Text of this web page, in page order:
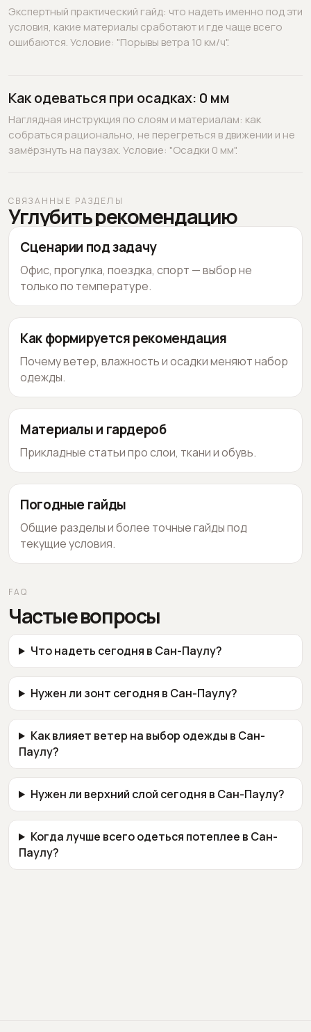
Экспертный практический гайд: что надеть именно под эти
условия, какие материалы сработают и где чаще всего
ошибаются. Условие: "Порывы ветра 10 км/ч".
Как одеваться при осадках: 0 мм
Наглядная инструкция по слоям и материалам: как
собраться рационально, не перегреться в движении и не
замёрзнуть на паузах. Условие: "Осадки 0 мм".
СВЯЗАННЫЕ РАЗДЕЛЫ
Углубить рекомендацию
Сценарии под задачу
Офис, прогулка, поездка, спорт — выбор не
только по температуре.
Как формируется рекомендация
Почему ветер, влажность и осадки меняют набор
одежды.
Материалы и гардероб
Прикладные статьи про слои, ткани и обувь.
Погодные гайды
Общие разделы и более точные гайды под
текущие условия.
FAQ
Частые вопросы
Что надеть сегодня в Сан-Паулу?
Нужен ли зонт сегодня в Сан-Паулу?
Как влияет ветер на выбор одежды в Сан-
Паулу?
Нужен ли верхний слой сегодня в Сан-Паулу?
Когда лучше всего одеться потеплее в Сан-
Паулу?